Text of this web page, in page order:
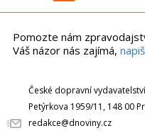
Pomozte nám
Váš názor nás zajímá,
České dopravní
Petýrkova 1959/11, 148 00
redakce@dnoviny.cz